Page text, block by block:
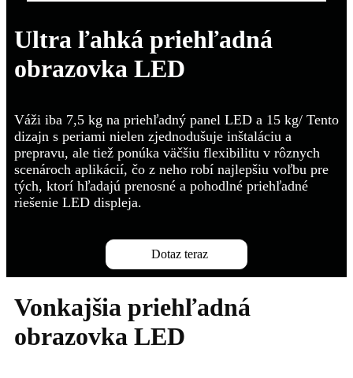
Ultra ľahká priehľadná
obrazovka LED
Váži iba 7,5 kg na priehľadný panel LED a 15 kg/ Tento
dizajn s periami nielen zjednodušuje inštaláciu a
prepravu, ale tiež ponúka väčšiu flexibilitu v rôznych
scenároch aplikácií, čo z neho robí najlepšiu voľbu pre
tých, ktorí hľadajú prenosné a pohodlné priehľadné
riešenie LED displeja.
Dotaz teraz
Vonkajšia priehľadná
obrazovka LED